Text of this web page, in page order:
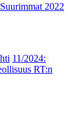
Suurimmat 2022
11/2024:
RT:n